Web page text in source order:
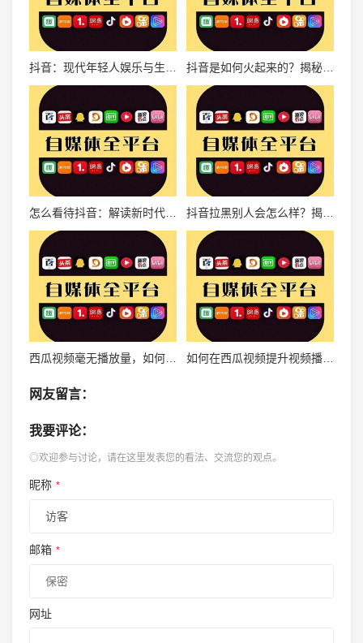
抖音是如何火起来的？揭秘短视频时代的崛起之路
怎么看待抖音：解读新时代短视频社交平台的魅力与影响 抖音拉黑别人会怎么样？揭秘背后的影响与应对方法
西瓜视频毫无播放量，如何破解流量困境？ 如何在西瓜视频提升视频播放量？这里有最全攻略！
网友留言：
我要评论：
◎欢迎参与讨论，请在这里发表您的看法、交流您的观点。
昵称 *
邮箱 *
网址